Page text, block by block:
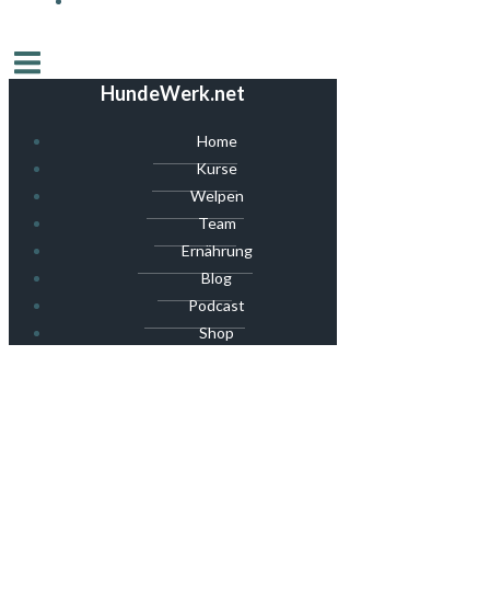
HundeWerk.net
Home
Kurse
Welpen
Team
Ernährung
Blog
Podcast
Shop